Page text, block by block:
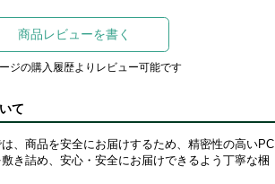
商品レビューを書く
ジの購入履歴よりレビュー可能です
て
、商品を安全にお届けするため、精密性の高いPC
き詰め、安心・安全にお届けできるよう丁寧な梱